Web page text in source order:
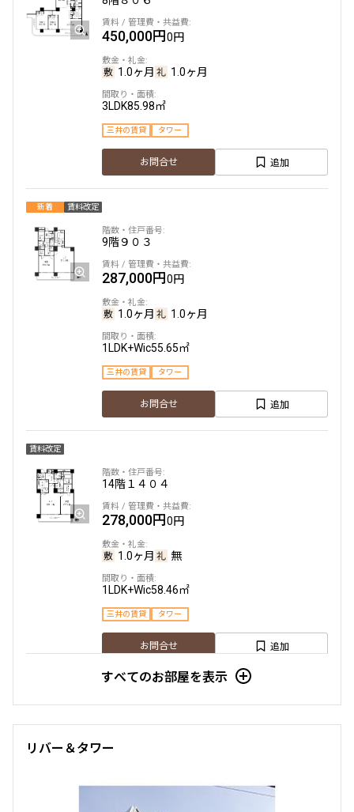
450,000円0円
1.0ヶ月 1.0ヶ月
3LDK85.98㎡
三井の賃貸 タワー
お問合せ 追加
新着 賃料改定
9階９０３
287,000円0円
1.0ヶ月 1.0ヶ月
1LDK+Wic55.65㎡
三井の賃貸 タワー
お問合せ 追加
賃料改定
14階１４０４
278,000円0円
1.0ヶ月 無
1LDK+Wic58.46㎡
三井の賃貸 タワー
お問合せ 追加
380,000円
1.0ヶ月 1.0ヶ月
すべてのお部屋を表示
リバー＆タワー